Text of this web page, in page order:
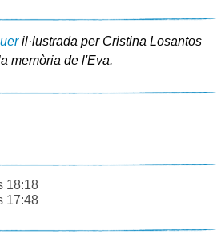
il·lustrada per Cristina Losantos
memòria de l'Eva.
18:18
17:48